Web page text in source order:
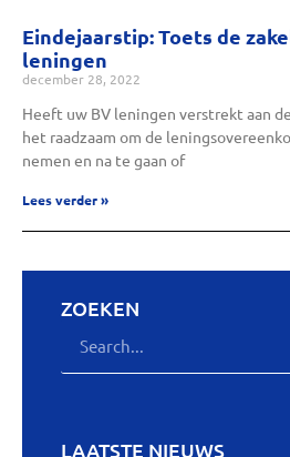
Eindejaarstip: Toets de
leningen
december 28, 2022
Heeft uw BV leningen verstrekt aan
het raadzaam om de
nemen en na te gaan of
Lees verder »
ZOEKEN
LAATSTE NIEUWS